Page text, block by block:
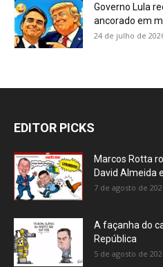
Governo Lula
ancorado em
24 de julho de
EDITOR PICKS
Marcos Rotta
David Almeida
7 de agosto de
A façanha do
República
5 de agosto de